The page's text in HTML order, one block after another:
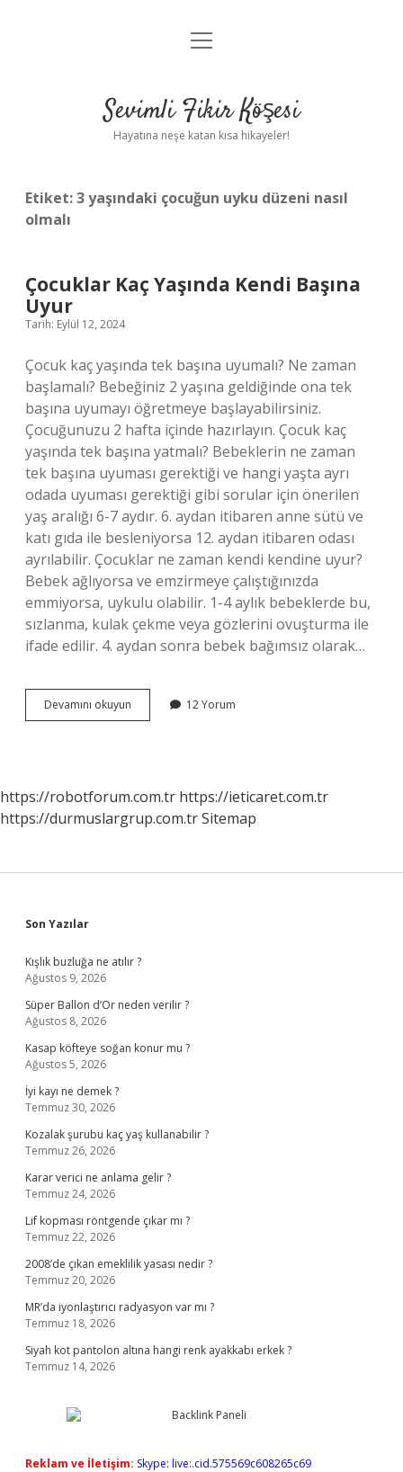
Anasayfa
Yasal Uyarı
menüyü
Sevimli Fikir Köşesi
Hayatına neşe katan kısa hikayeler!
Etiket:3 yaşındaki çocuğun uyku düzeni nasıl
olmalı
Çocuklar Kaç Yaşında Kendi Başına
Uyur
Tarih: Eylül 12, 2024
Çocuk kaç yaşında tek başına uyumalı? Ne zaman
başlamalı? Bebeğiniz 2 yaşına geldiğinde ona tek
başına uyumayı öğretmeye başlayabilirsiniz.
Çocuğunuzu 2 hafta içinde hazırlayın. Çocuk kaç
yaşında tek başına yatmalı? Bebeklerin ne zaman
tek başına uyuması gerektiği ve hangi yaşta ayrı
odada uyuması gerektiği gibi sorular için önerilen
yaş aralığı 6-7 aydır. 6. aydan itibaren anne sütü ve
katı gıda ile besleniyorsa 12. aydan itibaren odası
ayrılabilir. Çocuklar ne zaman kendi kendine uyur?
Bebek ağlıyorsa ve emzirmeye çalıştığınızda
emmiyorsa, uykulu olabilir. 1-4 aylık bebeklerde bu,
sızlanma, kulak çekme veya gözlerini ovuşturma ile
ifade edilir. 4. aydan sonra bebek bağımsız olarak…
Devamını okuyun Çocuklar
Kaç
12 Yorum
https://robotforum.com.tr https://ieticaret.com.tr
https://durmuslargrup.com.trSitemap
Sidebar
Son Yazılar
Kışlık buzluğa ne atılır ?
Ağustos 9, 2026
Süper Ballon d’Or neden verilir ?
Ağustos 8, 2026
Kasap köfteye soğan konur mu ?
Ağustos 5, 2026
İyi kayı ne demek ?
Temmuz 30, 2026
Kozalak şurubu kaç yaş kullanabilir ?
Temmuz 26, 2026
Karar verici ne anlama gelir ?
Temmuz 24, 2026
Lif kopması röntgende çıkar mı ?
Temmuz 22, 2026
2008’de çıkan emeklilik yasası nedir ?
Temmuz 20, 2026
MR’da iyonlaştırıcı radyasyon var mı ?
Temmuz 18, 2026
Siyah kot pantolon altına hangi renk ayakkabı erkek ?
Temmuz 14, 2026
Reklam ve İletişim: Skype: live:.cid.575569c608265c69